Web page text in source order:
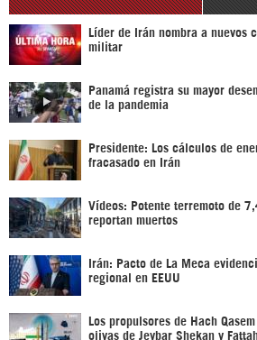
Líder de Irán nombra a nuevos
militar
Panamá registra su mayor
de la pandemia
Presidente: Los cálculos de
fracasado en Irán
Vídeos: Potente terremoto de
reportan muertos
Irán: Pacto de La Meca
regional en EEUU
Los propulsores de Hach
ojivas de Jeybar Shekan y